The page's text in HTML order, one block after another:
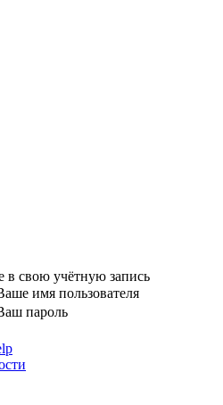
в свою учётную запись
имя пользователя
пароль